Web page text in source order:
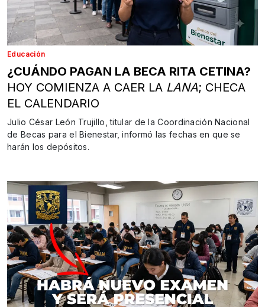
Educación
¿CUÁNDO PAGAN LA BECA RITA CETINA?
HOY COMIENZA A CAER LA LANA; CHECA
EL CALENDARIO
Julio César León Trujillo, titular de la Coordinación Nacional
de Becas para el Bienestar, informó las fechas en que se
harán los depósitos.